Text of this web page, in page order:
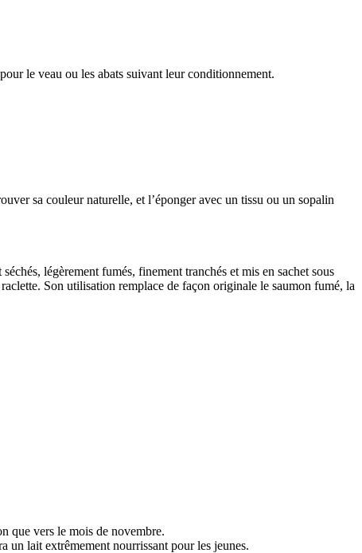
le veau ou les abats suivant leur conditionnement.
sa couleur naturelle, et l’éponger avec un tissu ou un sopalin
légèrement fumés, finement tranchés et mis en sachet sous
Son utilisation remplace de façon originale le saumon fumé, la
que vers le mois de novembre.
un lait extrêmement nourrissant pour les jeunes.